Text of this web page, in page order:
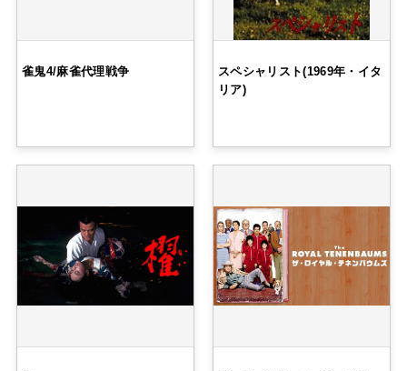
雀鬼4/麻雀代理戦争
スペシャリスト(1969年・イタ
リア)